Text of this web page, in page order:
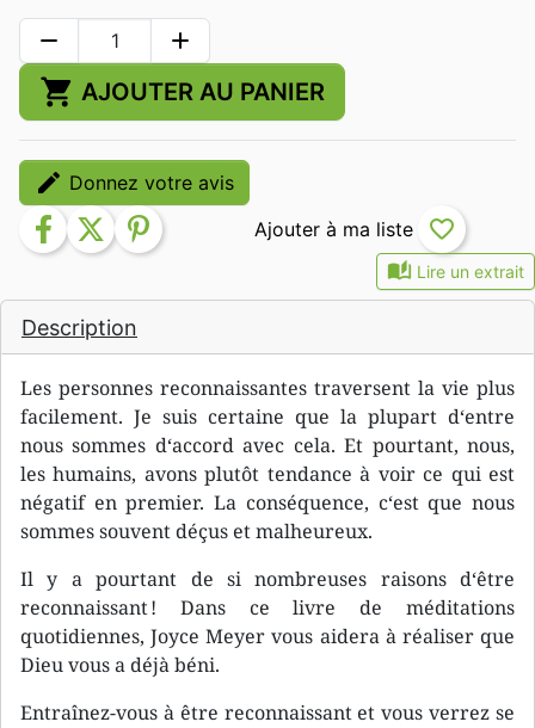
auto_stories Lire un extrait
Description
Les personnes reconnaissantes traversent la vie plus
facilement. Je suis certaine que la plupart d‘entre
nous sommes d‘accord avec cela. Et pourtant, nous,
les humains, avons plutôt tendance à voir ce qui est
négatif en premier. La conséquence, c‘est que nous
sommes souvent déçus et malheureux.
Il y a pourtant de si nombreuses raisons d‘être
reconnaissant ! Dans ce livre de méditations
quotidiennes, Joyce Meyer vous aidera à réaliser que
Dieu vous a déjà béni.
Entraînez-vous à être reconnaissant et vous verrez se
remove add
shopping_cart AJOUTER AU PANIER
edit Donnez votre avis
facebook twitter pinterest favorite_border